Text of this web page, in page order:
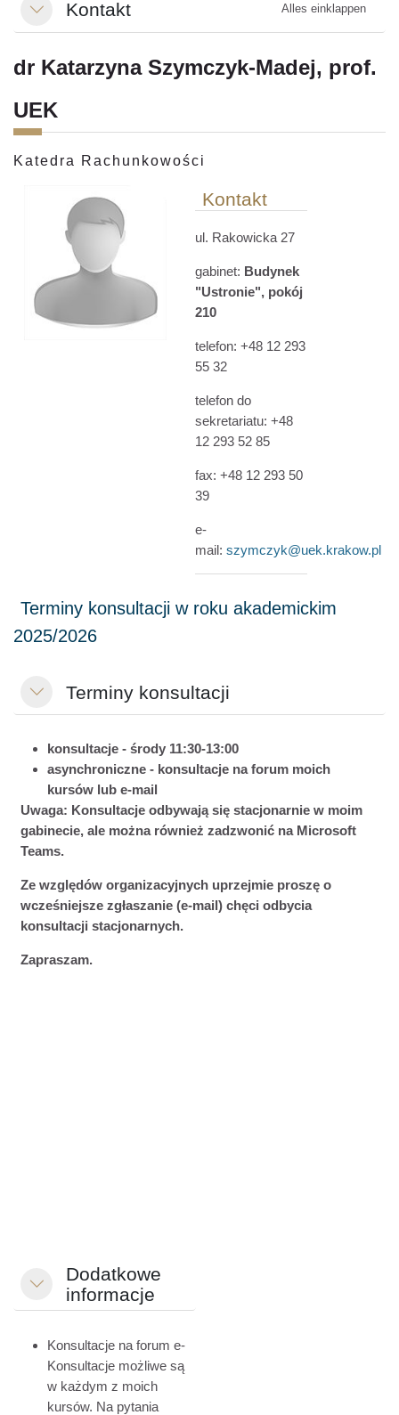
EinklappenKontakt Alles einklappen
dr Katarzyna Szymczyk-Madej, prof.
UEK
Katedra Rachunkowości
Kontakt
ul. Rakowicka 27
gabinet: Budynek
"Ustronie", pokój
210
telefon:+48 12 293
55 32
telefon do
sekretariatu: +48
12 293 52 85
fax: +48 12 293 50
39
e-
mail: szymczyk@uek.krakow.pl
EinklappenTerminy konsultacji
konsultacje - środy 11:30-13:00
asynchroniczne - konsultacje na forum moich
kursów lub e-mail
Uwaga: Konsultacje odbywają się stacjonarnie w moim
gabinecie, ale można również zadzwonić na Microsoft
Teams.
Ze względów organizacyjnych uprzejmie proszę o
wcześniejsze zgłaszanie (e-mail) chęci odbycia
konsultacji stacjonarnych.
Zapraszam.
Einklappen
Dodatkowe
informacje
Konsultacje na forum e-
Konsultacjemożliwe są
w każdym z moich
kursów. Na pytania